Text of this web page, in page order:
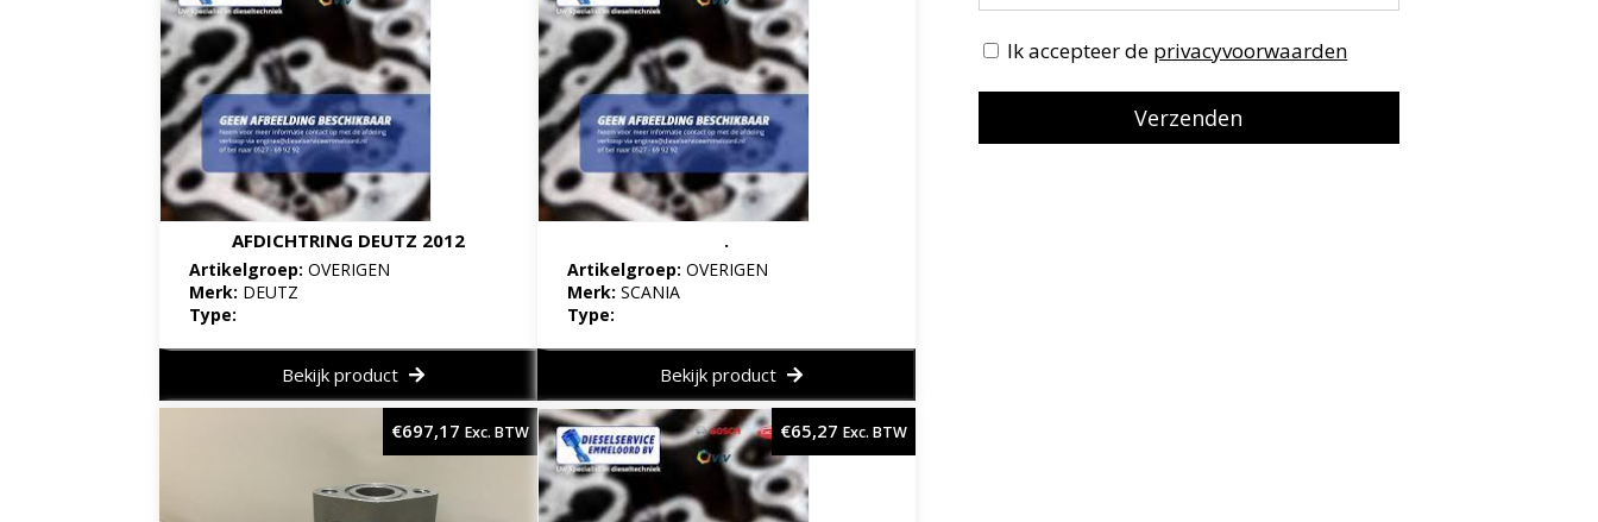
AFDICHTRING DEUTZ 2012
Artikelgroep:OVERIGEN
Merk: DEUTZ
Type:
Bekijk product
.
Artikelgroep:OVERIGEN
Merk:SCANIA
Type:
Bekijk product
€697,17 Exc. BTW €65,27 Exc. BTW
Ik accepteer de privacyvoorwaarden